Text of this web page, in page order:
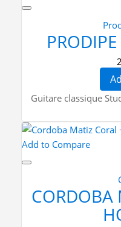
Guitare classique
Add to Compare
CORDOBA